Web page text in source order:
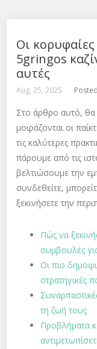
Οι
5gringos
αυτές
Aug, 25, 2025
Στο άρθρο αυτό, θα
μοιράζονται οι
τις καλύτερες
πάρουμε από τις
βελτιώσουμε την
συνδεθείτε,
ξεκινήσετε την
Πώς να
συμβουλές
Οι πιο
στρατηγικές
τη ζωή τους
Προβλήματα